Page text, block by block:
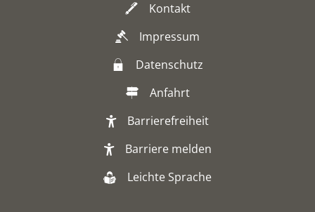
Kontakt
Impressum
Datenschutz
Anfahrt
Barrierefreiheit
Barriere melden
Leichte Sprache